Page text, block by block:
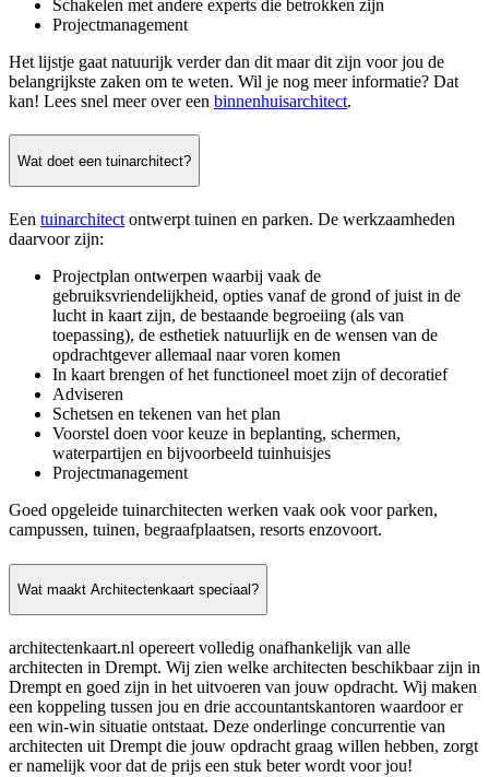
Schakelen met andere experts die betrokken zijn
Projectmanagement
Het lijstje gaat natuurijk verder dan dit maar dit zijn voor jou de
belangrijkste zaken om te weten. Wil je nog meer informatie? Dat
kan! Lees snel meer over een binnenhuisarchitect.
Wat doet een tuinarchitect?
Een tuinarchitect ontwerpt tuinen en parken. De werkzaamheden
daarvoor zijn:
Projectplan ontwerpen waarbij vaak de
gebruiksvriendelijkheid, opties vanaf de grond of juist in de
lucht in kaart zijn, de bestaande begroeiing (als van
toepassing), de esthetiek natuurlijk en de wensen van de
opdrachtgever allemaal naar voren komen
In kaart brengen of het functioneel moet zijn of decoratief
Adviseren
Schetsen en tekenen van het plan
Voorstel doen voor keuze in beplanting, schermen,
waterpartijen en bijvoorbeeld tuinhuisjes
Projectmanagement
Goed opgeleide tuinarchitecten werken vaak ook voor parken,
campussen, tuinen, begraafplaatsen, resorts enzovoort.
Wat maakt Architectenkaart speciaal?
architectenkaart.nl opereert volledig onafhankelijk van alle
architecten in Drempt. Wij zien welke architecten beschikbaar zijn in
Drempt en goed zijn in het uitvoeren van jouw opdracht. Wij maken
een koppeling tussen jou en drie accountantskantoren waardoor er
een win-win situatie ontstaat. Deze onderlinge concurrentie van
architecten uit Drempt die jouw opdracht graag willen hebben, zorgt
er namelijk voor dat de prijs een stuk beter wordt voor jou!